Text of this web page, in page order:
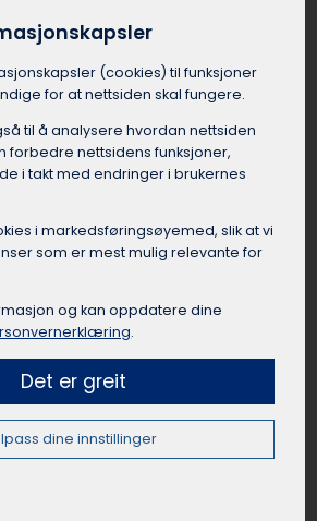
Hamar
koret fra Hamar skal på
øvingshelg, er det praktisk å
at alle musikerne og
seg trygt dit de skal.
på korpset fra Hamar og
kan det være lurt å velge en
eller en buss med
i Hamar har
korps, og vet hva som
for at turen skal gå
leirskole Hamar
fra Hamar som skal på leirskole
(cookies) til funksjoner
for at nettsiden skal fungere.
til å analysere hvordan nettsiden
forbedre nettsidens funksjoner,
i takt med endringer i brukernes
i markedsførings­øyemed, slik at vi
som er mest mulig relevante for
og kan oppdatere dine
.
Det er greit
dine innstillinger